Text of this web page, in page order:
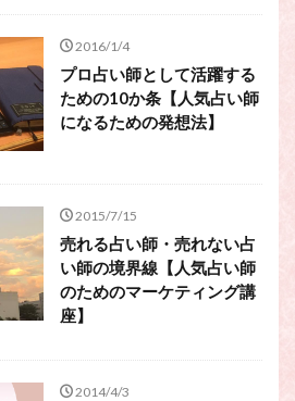
2016/1/4
プロ占い師として活躍する
ための10か条【人気占い師
になるための発想法】
2015/7/15
売れる占い師・売れない占
い師の境界線【人気占い師
のためのマーケティング講
座】
2014/4/3